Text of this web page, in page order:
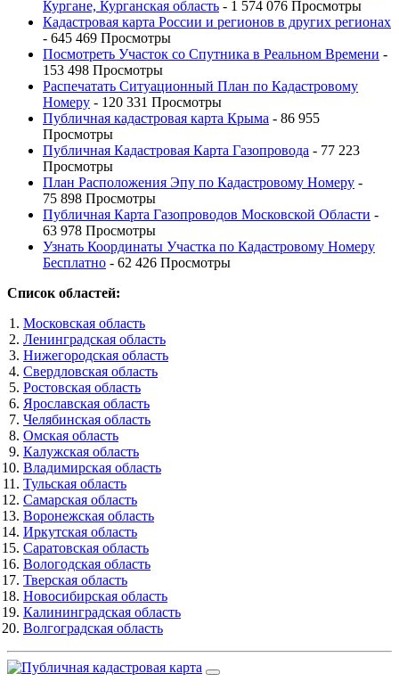
Кургане, Курганская область - 1 574 076 Просмотры
Кадастровая карта России и регионов в других регионах
- 645 469 Просмотры
Посмотреть Участок со Спутника в Реальном Времени -
153 498 Просмотры
Распечатать Ситуационный План по Кадастровому
Номеру - 120 331 Просмотры
Публичная кадастровая карта Крыма - 86 955
Просмотры
Публичная Кадастровая Карта Газопровода - 77 223
Просмотры
План Расположения Эпу по Кадастровому Номеру -
75 898 Просмотры
Публичная Карта Газопроводов Московской Области -
63 978 Просмотры
Узнать Координаты Участка по Кадастровому Номеру
Бесплатно - 62 426 Просмотры
Список областей:
Московская область
Ленинградская область
Нижегородская область
Свердловская область
Ростовская область
Ярославская область
Челябинская область
Омская область
Калужская область
Владимирская область
Тульская область
Самарская область
Воронежская область
Иркутская область
Саратовская область
Вологодская область
Тверская область
Новосибирская область
Калининградская область
Волгоградская область